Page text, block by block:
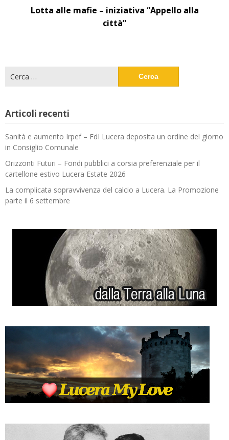
Lotta alle mafie – iniziativa “Appello alla
città”
per:
Articoli recenti
Sanità e aumento Irpef – FdI Lucera deposita un ordine del giorno
in Consiglio Comunale
Orizzonti Futuri – Fondi pubblici a corsia preferenziale per il
cartellone estivo Lucera Estate 2026
La complicata sopravvivenza del calcio a Lucera. La Promozione
parte il 6 settembre